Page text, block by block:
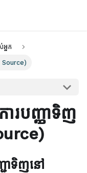
អ្នក
Source)
ារបញ្ញាទិញ
ជាទិញនៅ